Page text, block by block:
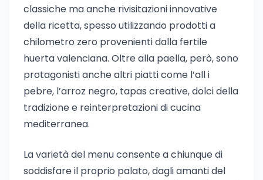
classiche ma anche rivisitazioni innovative
della ricetta, spesso utilizzando prodotti a
chilometro zero provenienti dalla fertile
huerta valenciana. Oltre alla paella, però, sono
protagonisti anche altri piatti come l’all i
pebre, l’arroz negro, tapas creative, dolci della
tradizione e reinterpretazioni di cucina
mediterranea.
La varietà del menu consente a chiunque di
soddisfare il proprio palato, dagli amanti del